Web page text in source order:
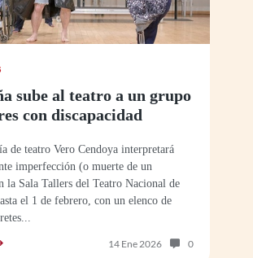
sube al teatro a un grupo
con discapacidad
de teatro Vero Cendoya interpretará
imperfección (o muerte de un
la Sala Tallers del Teatro Nacional de
el 1 de febrero, con un elenco de
14 Ene 2026 Número de
0